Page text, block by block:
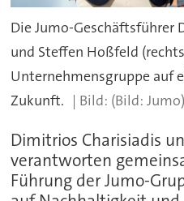
Die Jumo-
und Steffen Hoßfeld
Unternehmensgruppe auf
Zukunft.
(Bild: Jumo)
Dimitrios Charisiadis
verantworten
Führung der Jumo-